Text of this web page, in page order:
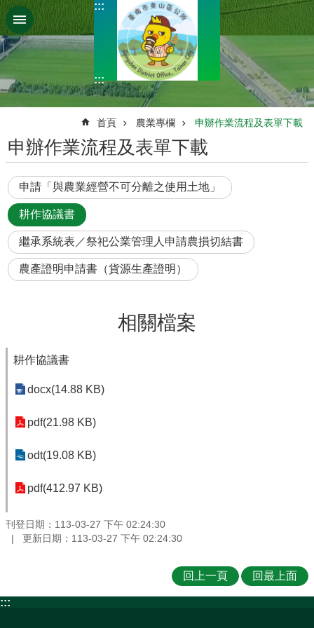
跳到主要內容區塊
:::
:::
首頁 農業專欄 申辦作業流程及表單下載
申辦作業流程及表單下載
申請「與農業經營不可分離之使用土地」
耕作協議書
繼承系統表／祭祀公業管理人申請農損切結書
農產證明申請書（貨源生產證明）
相關檔案
耕作協議書
docx(14.88 KB)
pdf(21.98 KB)
odt(19.08 KB)
pdf(412.97 KB)
刊登日期：113-03-27 下午 02:24:30
更新日期：113-03-27 下午 02:24:30
回上一頁 回最上面
:::